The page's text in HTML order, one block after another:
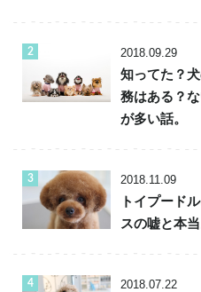
2018.09.29
知ってた？
務はある？
が多い話。
2018.11.09
トイプード
スの嘘と本当
2018.07.22